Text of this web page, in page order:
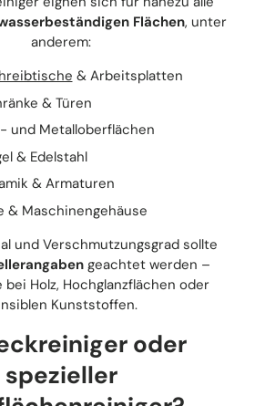
Flächen, unter
anderem:
& Arbeitsplatten
& Türen
und Metalloberflächen
& Edelstahl
& Armaturen
& Maschinengehäuse
und Verschmutzungsgrad sollte
geachtet werden –
Holz, Hochglanzflächen oder
Kunststoffen.
oder
spezieller